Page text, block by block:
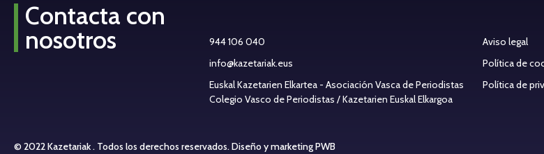
Contacta con
nosotros
944 106 040
info@kazetariak.eus
Euskal Kazetarien Elkartea - Asociación Vasca de Periodistas
Colegio Vasco de Periodistas / Kazetarien Euskal Elkargoa
Aviso legal
Política de
Política de
© 2022 Kazetariak . Todos los derechos reservados.Diseño y marketing PWB